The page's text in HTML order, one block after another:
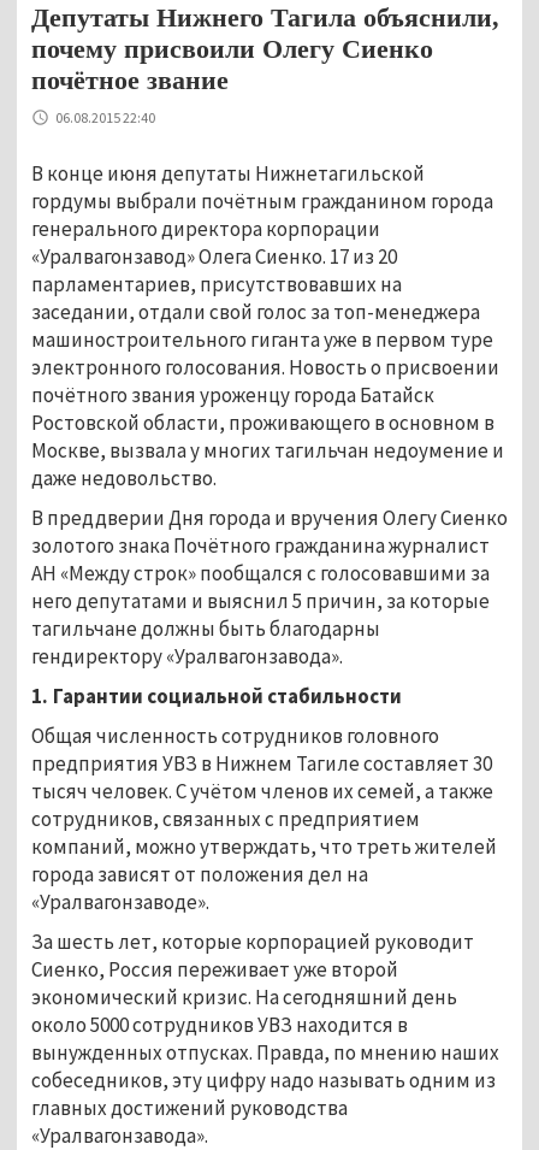
Депутаты Нижнего Тагила объяснили,
почему присвоили Олегу Сиенко
почётное звание
06.08.2015 22:40
В конце июня депутаты Нижнетагильской
гордумы выбрали почётным гражданином города
генерального директора корпорации
«Уралвагонзавод» Олега Сиенко. 17 из 20
парламентариев, присутствовавших на
заседании, отдали свой голос за топ-менеджера
машиностроительного гиганта уже в первом туре
электронного голосования. Новость о присвоении
почётного звания уроженцу города Батайск
Ростовской области, проживающего в основном в
Москве, вызвала у многих тагильчан недоумение и
даже недовольство.
В преддверии Дня города и вручения Олегу Сиенко
золотого знака Почётного гражданина журналист
АН «Между строк» пообщался с голосовавшими за
него депутатами и выяснил 5 причин, за которые
тагильчане должны быть благодарны
гендиректору «Уралвагонзавода».
1. Гарантии социальной стабильности
Общая численность сотрудников головного
предприятия УВЗ в Нижнем Тагиле составляет 30
тысяч человек. С учётом членов их семей, а также
сотрудников, связанных с предприятием
компаний, можно утверждать, что треть жителей
города зависят от положения дел на
«Уралвагонзаводе».
За шесть лет, которые корпорацией руководит
Сиенко, Россия переживает уже второй
экономический кризис. На сегодняшний день
около 5000 сотрудников УВЗ находится в
вынужденных отпусках. Правда, по мнению наших
собеседников, эту цифру надо называть одним из
главных достижений руководства
«Уралвагонзавода».